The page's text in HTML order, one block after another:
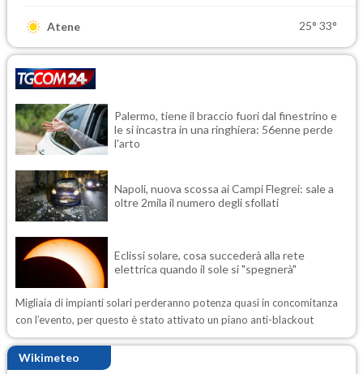
Atene 25° 33°
Palermo, tiene il braccio fuori dal finestrino e
le si incastra in una ringhiera: 56enne perde
l'arto
Napoli, nuova scossa ai Campi Flegrei: sale a
oltre 2mila il numero degli sfollati
Eclissi solare, cosa succederà alla rete
elettrica quando il sole si "spegnerà"
Migliaia di impianti solari perderanno potenza quasi in concomitanza
con l’evento, per questo è stato attivato un piano anti-blackout
Wikimeteo